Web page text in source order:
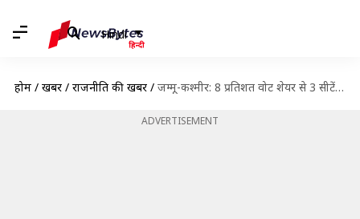
Hindi
होम / खबरें / राजनीति की खबरें / जम्मू-कश्मीर: 8 प्रतिशत वोट शेयर से 3 सीटें जीती NC, 28 प्रतिशत वाली कांग्रेस खाली हाथ
ADVERTISEMENT